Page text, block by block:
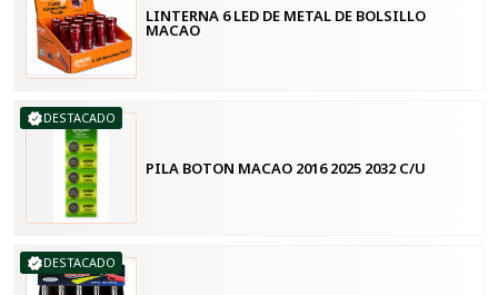
LINTERNA 6 LED DE METAL DE BOLSILLO
MACAO
DESTACADO
PILA BOTON MACAO 2016 2025 2032 C/U
DESTACADO